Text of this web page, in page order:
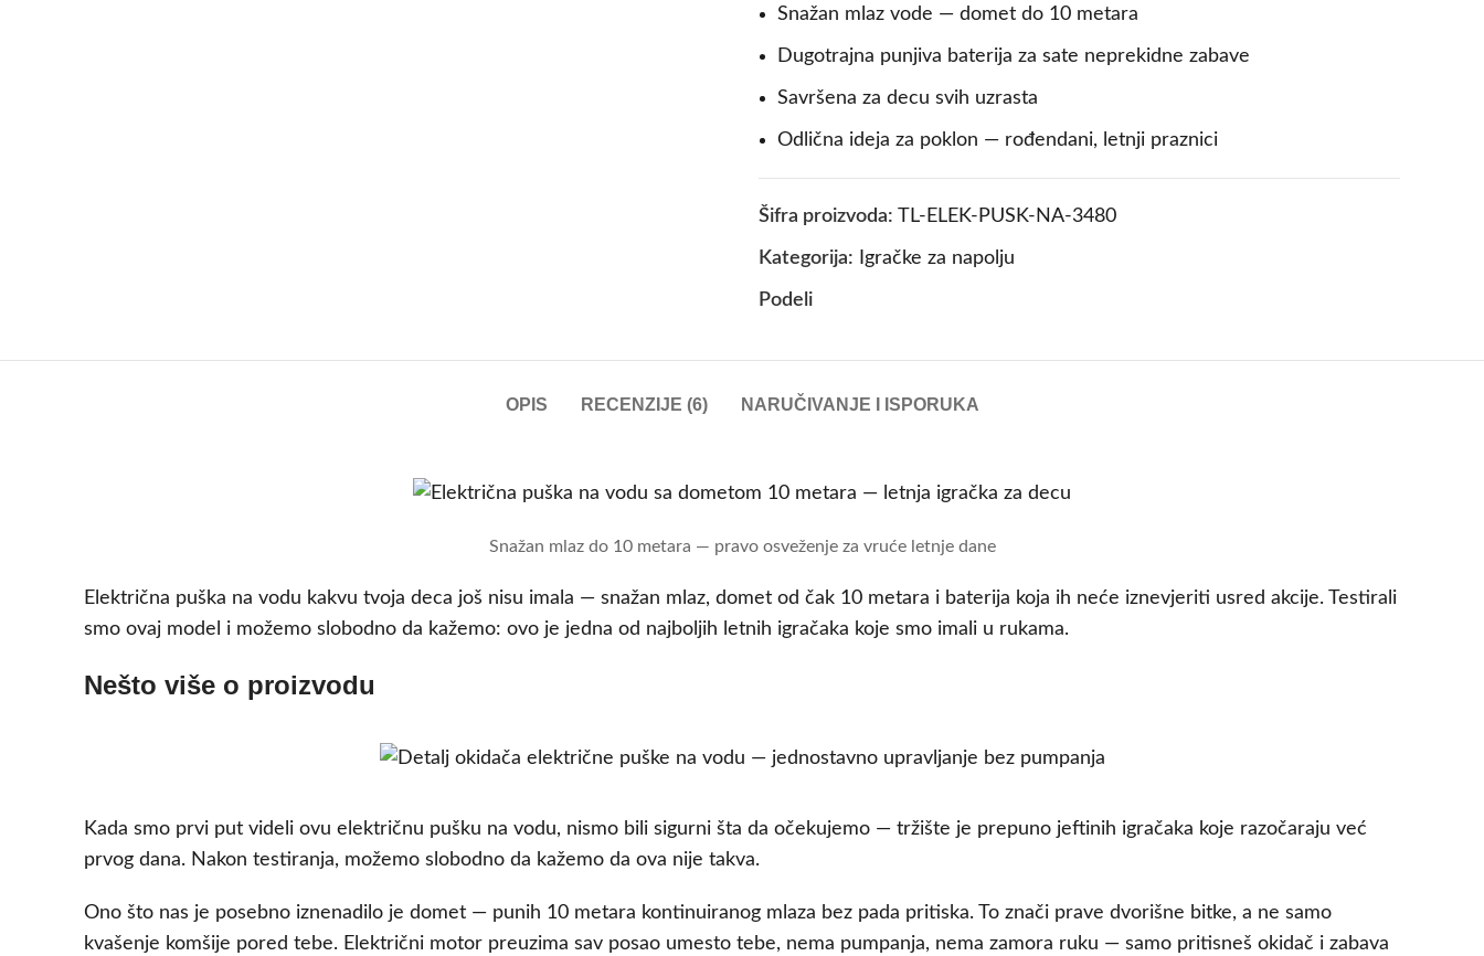
Snažan mlaz vode — domet do 10 metara
Dugotrajna punjiva baterija za sate neprekidne zabave
Savršena za decu svih uzrasta
Odlična ideja za poklon — rođendani, letnji praznici
Šifra proizvoda: TL-ELEK-PUSK-NA-3480
Kategorija: Igračke za napolju
Podeli
OPIS RECENZIJE (6) NARUČIVANJE I ISPORUKA
Snažan mlaz do 10 metara — pravo osveženje za vruće letnje dane
Električna puška na vodu kakvu tvoja deca još nisu imala — snažan mlaz, domet od čak 10 metara i baterija koja ih neće iznevjeriti usred akcije. Testirali
smo ovaj model i možemo slobodno da kažemo: ovo je jedna od najboljih letnih igračaka koje smo imali u rukama.
Nešto više o proizvodu
Kada smo prvi put videli ovu električnu pušku na vodu, nismo bili sigurni šta da očekujemo — tržište je prepuno jeftinih igračaka koje razočaraju već
prvog dana. Nakon testiranja, možemo slobodno da kažemo da ova nije takva.
Ono što nas je posebno iznenadilo je domet — punih 10 metara kontinuiranog mlaza bez pada pritiska. To znači prave dvorišne bitke, a ne samo
kvašenje komšije pored tebe. Električni motor preuzima sav posao umesto tebe, nema pumpanja, nema zamora ruku — samo pritisneš okidač i zabava